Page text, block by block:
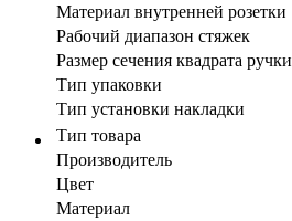
Материал внутренней розетки
Рабочий диапазон стяжек
Размер сечения квадрата ручки
Тип упаковки
Тип установки накладки
Тип товара
Производитель
Цвет
Материал